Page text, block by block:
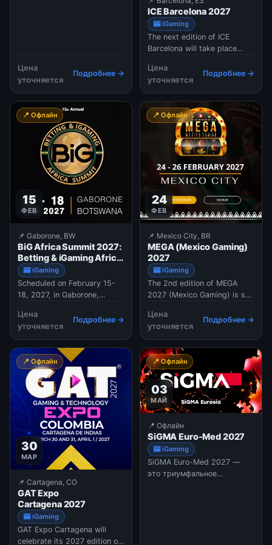
и обмен инсайтами в
камерной обстановке.
Цена
уточняется
Подробнее →
ICE Barcelona 2027
🎰 iGaming
The next edition of ICE
Barcelona will take place
de Barcelona Gran Via,
Barcelona, Spain. Attendees
will include senior
professionals, regulators,
technology innovators,
operators, affiliate
marketers, and service
provider
Цена
уточняется
Подробнее →
📍 Офлайн
15
ФЕВ
📌 Gaborone, BW
BiG Africa Summit 2027:
Betting & iGaming Africa
Summit
🎰 iGaming
Scheduled on February 15-
18, 2027, in Gaborone,
Africa Summit will delve into
insights surrounding the
much-anticipated remote
gambling bill. This follows
years of unsuccessful
attempts to fully open up the
sector. Attende
Цена
уточняется
Подробнее →
📍 Офлайн
24
ФЕВ
📌 Mexico City, BR
MEGA (Mexico Gaming)
2027
🎰 iGaming
The 2nd edition of MEGA
2027 (Mexico Gaming) is set
Offering a unique
opportunity to explore a
rising market and bridge
gaps between local and
international stakeholders,
the summit aims to foster
connections, encouragin
Цена
уточняется
Подробнее →
📍 Офлайн
30
МАР
📌 Cartagena, CO
GAT Expo
Cartagena 2027
🎰 iGaming
GAT Expo Cartagena will
celebrate its 2027 edition on
📍 Офлайн
03
МАЙ
📍 Офлайн
SiGMA Euro-Med 2027
🎰 iGaming
SiGMA Euro-Med 2027 —
это триумфальное